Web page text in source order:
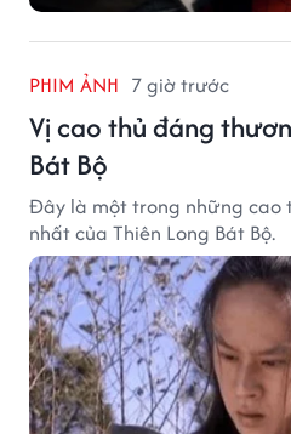
PHIM ẢNH 7 giờ trước
Vị cao thủ đáng
Bát Bộ
Đây là một trong những cao
nhất của Thiên Long Bát Bộ.